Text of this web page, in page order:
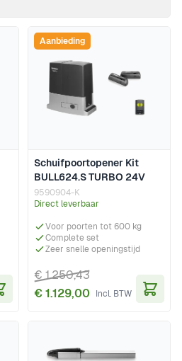
Schuifpoortopener Kit
BULL624.S TURBO 24V
9590904-K
Direct leverbaar
Voor poorten tot 600 kg
Complete set
Zeer snelle openingstijd
€ 1.129,00
€ 1.250,43
Aanbieding